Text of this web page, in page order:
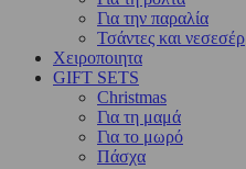
Για την παραλία
Τσάντες και νεσεσέρ
Χειροποιητα
GIFT SETS
Christmas
Για τη μαμά
Για το μωρό
Πάσχα